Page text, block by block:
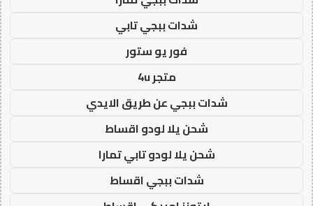
شدات ببجي تابي
فور يو ستور
متجر 4u
شدات ببجي عن طريق الايدي
شحن يلا لودو اقساط
شحن يلا لودو تابي تمارا
شدات ببجي اقساط